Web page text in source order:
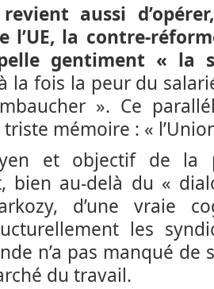
aussi
l’UE, la contre-
gentiment « la
la fois la peur du
». Ce
mémoire : «
et objectif de la
bien au-delà du «
d’une vraie
les
n’a pas manqué
du travail.